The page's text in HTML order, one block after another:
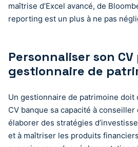
maîtrise d’Excel avancé, de
reporting est un plus à ne pas
Personnaliser son
gestionnaire de
Un gestionnaire de patrimoine doit
CV banque sa capacité à
élaborer des stratégies
et à maîtriser les produits